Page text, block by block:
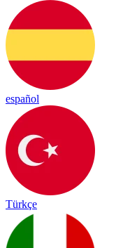
español
Türkçe